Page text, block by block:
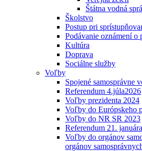
Štátna vodná
Školstvo
Postup pri
Podávanie oznámení o
Kultúra
Doprava
Sociálne služby
Voľby
Spojené samosprávne
Referendum 4.júla2026
Voľby prezidenta 2024
Voľby do Európskeho
Voľby do NR SR 2023
Referendum 21.
Voľby do orgánov
orgánov